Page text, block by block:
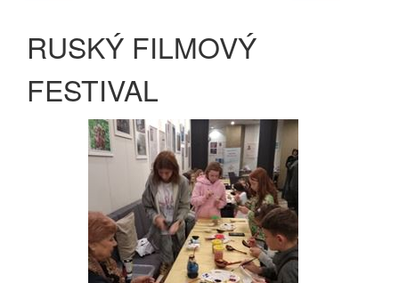
RUSKÝ FILMOVÝ
FESTIVAL